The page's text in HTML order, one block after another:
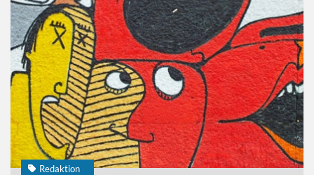
Redaktion